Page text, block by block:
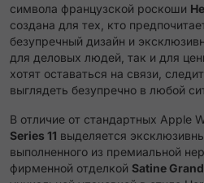
Gold Single Tour Attelage Strap
Gold/Ecru Single Tour Toile H
Gris Single Tour Grand H Fin Strap
Gris Single Tour Grand H Strap
символа французской роскоши
создана для тех, кто
безупречный дизайн и
для деловых людей, так и для
хотят оставаться на связи,
выглядеть безупречно в любой
В отличие от стандартных Apple
Series 11 выделяется
выполненного из премиальной
фирменной отделкой Satine